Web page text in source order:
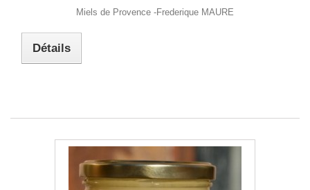
Miels de Provence -Frederique MAURE
Détails